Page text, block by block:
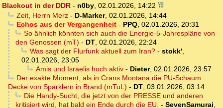
Blackout in der DDR - n0by, 02.01.2026, 14:22
Zeit, Herrn Merz- D-Marker, 02.01.2026, 14:44
Echos aus der Vergangenheit- PPQ, 02.01.2026, 20:31
So ähnlich könnten sich auch die Energie-5-Jahrespläne von
den Genossen (mT) - DT, 02.01.2026, 22:24
Was sagt der Flurfunk aktuell zum Iran?- stokk',
02.01.2026, 23:05
Amis und Israelis hoch aktiv- Dieter, 02.01.2026, 23:57
Der exakte Moment, als in Crans Montana die PU-Schaum
Decke von Sparklern in Brand (mTuL) - DT, 03.01.2026, 03:14
Die Handy-Sucht, die jetzt von der PRESSE und anderen
kritisiert wird, hat bald ein Ende durch die EU. - SevenSamurai,